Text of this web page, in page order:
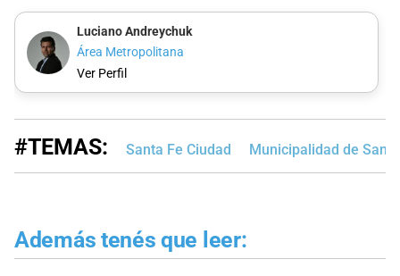
Luciano Andreychuk
Área Metropolitana
Ver Perfil
#TEMAS: Santa Fe Ciudad Municipalidad de
Además tenés que leer: